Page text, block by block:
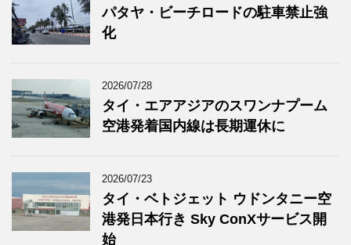
パタヤ・ビーチロードの駐車禁止強
化
2026/07/28
タイ・エアアジアのスワンナプーム
空港発着国内線は長期運休に
2026/07/23
タイ・ベトジェット ウドンタニー空
港発日本行き Sky ConXサービス開
始